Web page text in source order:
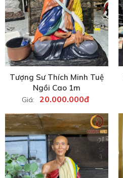
Tượng Sư Thích Minh Tuệ
Ngồi Cao 1m
Giá: 20.000.000đ